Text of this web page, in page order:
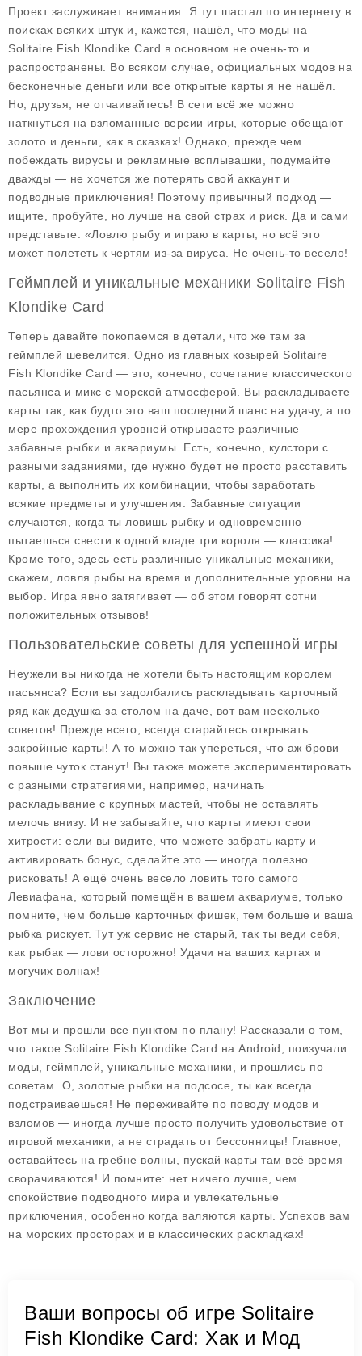
Проект заслуживает внимания. Я тут шастал по интернету в
поисках всяких штук и, кажется, нашёл, что моды на
Solitaire Fish Klondike Card в основном не очень-то и
распространены. Во всяком случае, официальных модов на
бесконечные деньги или все открытые карты я не нашёл.
Но, друзья, не отчаивайтесь! В сети всё же можно
наткнуться на взломанные версии игры, которые обещают
золото и деньги, как в сказках! Однако, прежде чем
побеждать вирусы и рекламные всплывашки, подумайте
дважды — не хочется же потерять свой аккаунт и
подводные приключения! Поэтому привычный подход —
ищите, пробуйте, но лучше на свой страх и риск. Да и сами
представьте: «Ловлю рыбу и играю в карты, но всё это
может полететь к чертям из-за вируса. Не очень-то весело!
Геймплей и уникальные механики Solitaire Fish
Klondike Card
Теперь давайте покопаемся в детали, что же там за
геймплей шевелится. Одно из главных козырей Solitaire
Fish Klondike Card — это, конечно, сочетание классического
пасьянса и микс с морской атмосферой. Вы раскладываете
карты так, как будто это ваш последний шанс на удачу, а по
мере прохождения уровней открываете различные
забавные рыбки и аквариумы. Есть, конечно, кулстори с
разными заданиями, где нужно будет не просто расставить
карты, а выполнить их комбинации, чтобы заработать
всякие предметы и улучшения. Забавные ситуации
случаются, когда ты ловишь рыбку и одновременно
пытаешься свести к одной кладе три короля — классика!
Кроме того, здесь есть различные уникальные механики,
скажем, ловля рыбы на время и дополнительные уровни на
выбор. Игра явно затягивает — об этом говорят сотни
положительных отзывов!
Пользовательские советы для успешной игры
Неужели вы никогда не хотели быть настоящим королем
пасьянса? Если вы задолбались раскладывать карточный
ряд как дедушка за столом на даче, вот вам несколько
советов! Прежде всего, всегда старайтесь открывать
закройные карты! А то можно так упереться, что аж брови
повыше чуток станут! Вы также можете экспериментировать
с разными стратегиями, например, начинать
раскладывание с крупных мастей, чтобы не оставлять
мелочь внизу. И не забывайте, что карты имеют свои
хитрости: если вы видите, что можете забрать карту и
активировать бонус, сделайте это — иногда полезно
рисковать! А ещё очень весело ловить того самого
Левиафана, который помещён в вашем аквариуме, только
помните, чем больше карточных фишек, тем больше и ваша
рыбка рискует. Тут уж сервис не старый, так ты веди себя,
как рыбак — лови осторожно! Удачи на ваших картах и
могучих волнах!
Заключение
Вот мы и прошли все пунктом по плану! Рассказали о том,
что такое Solitaire Fish Klondike Card на Android, поизучали
моды, геймплей, уникальные механики, и прошлись по
советам. О, золотые рыбки на подсосе, ты как всегда
подстраиваешься! Не переживайте по поводу модов и
взломов — иногда лучше просто получить удовольствие от
игровой механики, а не страдать от бессонницы! Главное,
оставайтесь на гребне волны, пускай карты там всё время
сворачиваются! И помните: нет ничего лучше, чем
спокойствие подводного мира и увлекательные
приключения, особенно когда валяются карты. Успехов вам
на морских просторах и в классических раскладках!
Ваши вопросы об игре Solitaire
Fish Klondike Card: Хак и Мод